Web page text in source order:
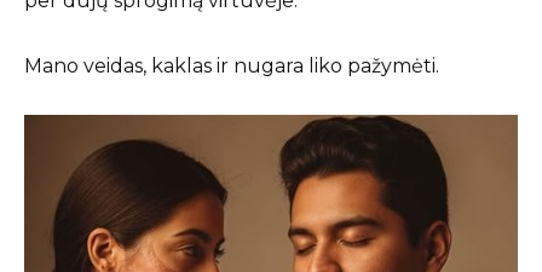
Mano veidas, kaklas ir nugara liko pažymėti.